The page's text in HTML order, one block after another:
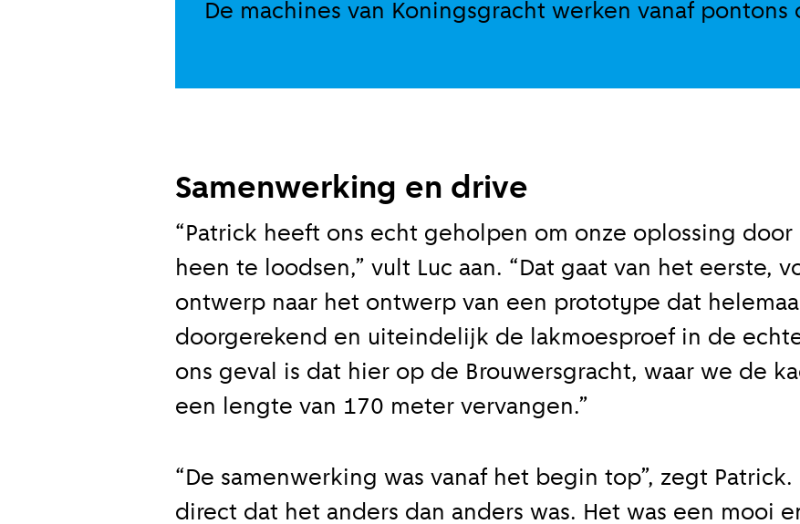
De machines van Koningsgracht werken vanaf pontons
Samenwerking en drive
“Patrick heeft ons echt geholpen om onze oplossing door
heen te loodsen,” vult Luc aan. “Dat gaat van het eerste,
ontwerp naar het ontwerp van een prototype dat
doorgerekend en uiteindelijk de lakmoesproef in de
ons geval is dat hier op de Brouwersgracht, waar we de
een lengte van 170 meter vervangen.”
“De samenwerking was vanaf het begin top”, zegt Patrick.
direct dat het anders dan anders was. Het was een mooi